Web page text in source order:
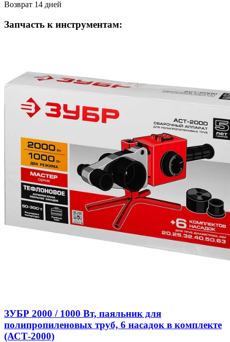
Возврат 14 дней
Запчасть к инструментам:
ЗУБР 2000 / 1000 Вт, паяльник для
полипропиленовых труб, 6 насадок в комплекте
(АСТ-2000)